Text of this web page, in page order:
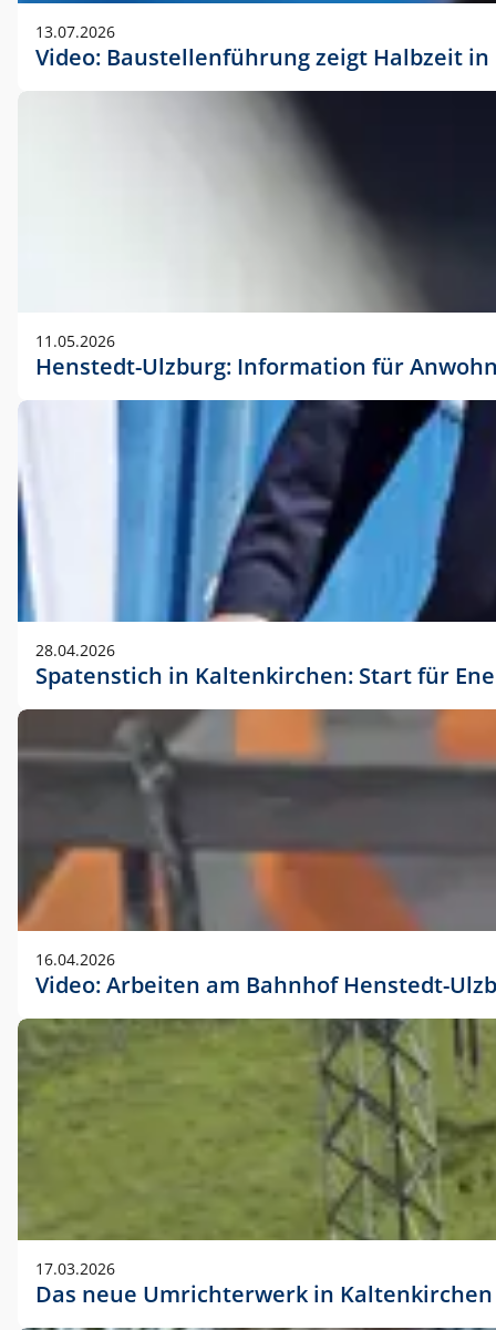
13.07.2026
Video: Baustellenführung zeigt Halbzeit
11.05.2026
Henstedt-Ulzburg: Information für
28.04.2026
Spatenstich in Kaltenkirchen: Start für
16.04.2026
Video: Arbeiten am Bahnhof Henstedt-
17.03.2026
Das neue Umrichterwerk in Kaltenkirchen